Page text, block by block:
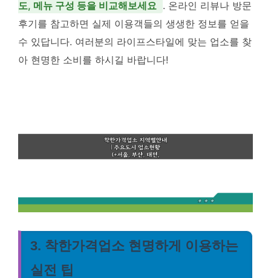
도, 메뉴 구성 등을 비교해보세요
. 온라인 리뷰나 방문
후기를 참고하면 실제 이용객들의 생생한 정보를 얻을
수 있답니다. 여러분의 라이프스타일에 맞는 업소를 찾
아 현명한 소비를 하시길 바랍니다!
3. 착한가격업소 현명하게 이용하는
실전 팁